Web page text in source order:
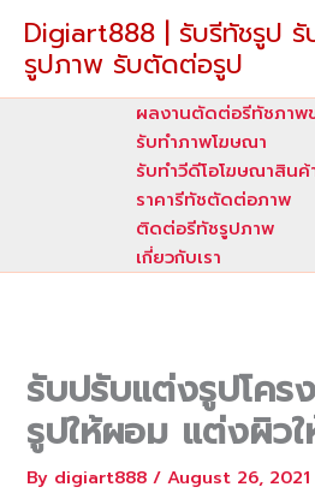
content
Digiart888 | รับรีทัชรูป
รูปภาพ รับตัดต่อรูป
ผลงานตัดต่อรีทัชภาพข
รับทําภาพโฆษณา
รับทำวีดีโอโฆษณาสิน
ราคารีทัชตัดต่อภาพ
ติดต่อรีทัชรูปภาพ
เกี่ยวกับเรา
รับปรับแต่งรูปโคร
รูปให้ผอม แต่งผิวใ
By digiart888/August 26, 2021